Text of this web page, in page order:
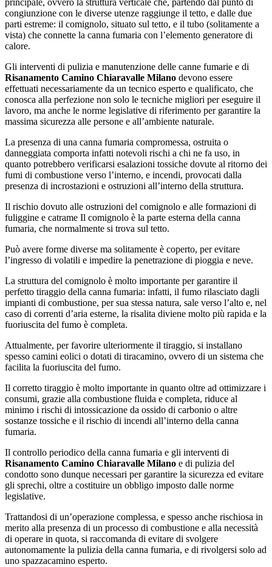
principale, ovvero la struttura verticale che, partendo dal punto di
congiunzione con le diverse utenze raggiunge il tetto, e dalle due
parti estreme: il comignolo, situato sul tetto, e il tubo (solitamente a
vista) che connette la canna fumaria con l’elemento generatore di
calore.
Gli interventi di pulizia e manutenzione delle canne fumarie e di
Risanamento Camino Chiaravalle Milano devono essere
effettuati necessariamente da un tecnico esperto e qualificato, che
conosca alla perfezione non solo le tecniche migliori per eseguire il
lavoro, ma anche le norme legislative di riferimento per garantire la
massima sicurezza alle persone e all’ambiente naturale.
La presenza di una canna fumaria compromessa, ostruita o
danneggiata comporta infatti notevoli rischi a chi ne fa uso, in
quanto potrebbero verificarsi esalazioni tossiche dovute al ritorno dei
fumi di combustione verso l’interno, e incendi, provocati dalla
presenza di incrostazioni e ostruzioni all’interno della struttura.
Il rischio dovuto alle ostruzioni del comignolo e alle formazioni di
fuliggine e catrame Il comignolo è la parte esterna della canna
fumaria, che normalmente si trova sul tetto.
Può avere forme diverse ma solitamente è coperto, per evitare
l’ingresso di volatili e impedire la penetrazione di pioggia e neve.
La struttura del comignolo è molto importante per garantire il
perfetto tiraggio della canna fumaria: infatti, il fumo rilasciato dagli
impianti di combustione, per sua stessa natura, sale verso l’alto e, nel
caso di correnti d’aria esterne, la risalita diviene molto più rapida e la
fuoriuscita del fumo è completa.
Attualmente, per favorire ulteriormente il tiraggio, si installano
spesso camini eolici o dotati di tiracamino, ovvero di un sistema che
facilita la fuoriuscita del fumo.
Il corretto tiraggio è molto importante in quanto oltre ad ottimizzare i
consumi, grazie alla combustione fluida e completa, riduce al
minimo i rischi di intossicazione da ossido di carbonio o altre
sostanze tossiche e il rischio di incendi all’interno della canna
fumaria.
Il controllo periodico della canna fumaria e gli interventi di
Risanamento Camino Chiaravalle Milano e di pulizia del
condotto sono dunque necessari per garantire la sicurezza ed evitare
gli sprechi, oltre a costituire un obbligo imposto dalle norme
legislative.
Trattandosi di un’operazione complessa, e spesso anche rischiosa in
merito alla presenza di un processo di combustione e alla necessità
di operare in quota, si raccomanda di evitare di svolgere
autonomamente la pulizia della canna fumaria, e di rivolgersi solo ad
uno spazzacamino esperto.